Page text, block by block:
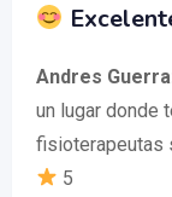
Andres
un lugar donde
fisioterapeutas
5